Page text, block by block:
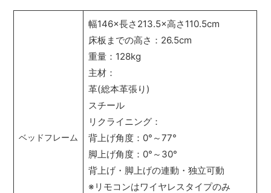
ベッドフレーム
幅146×長さ213.5×高さ110.5cm
床板までの高さ：26.5cm
重量：128kg
主材：
革(総本革張り)
スチール
リクライニング：
背上げ角度：0°～77°
脚上げ角度：0°～30°
背上げ・脚上げの連動・独立可動
※リモコンはワイヤレスタイプのみ